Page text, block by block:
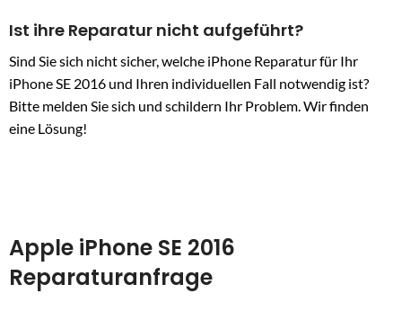
Ist ihre Reparatur nicht aufgeführt?
Sind Sie sich nicht sicher, welche iPhone Reparatur für Ihr
iPhone SE 2016 und Ihren individuellen Fall notwendig ist?
Bitte melden Sie sich und schildern Ihr Problem. Wir finden
eine Lösung!
Apple iPhone SE 2016
Reparaturanfrage